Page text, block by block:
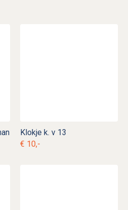
Klokje k. v 13
€ 10,-